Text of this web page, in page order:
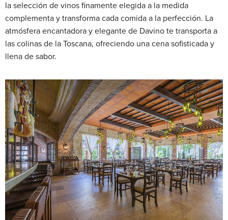
la selección de vinos finamente elegida a la medida
complementa y transforma cada comida a la perfección. La
atmósfera encantadora y elegante de Davino te transporta a
las colinas de la Toscana, ofreciendo una cena sofisticada y
llena de sabor.